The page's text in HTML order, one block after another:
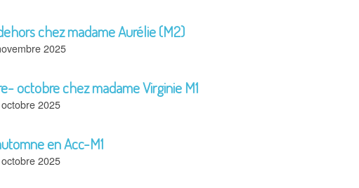
chez madame Aurélie (M2)
2025
octobre chez madame Virginie M1
2025
en Acc-M1
2025